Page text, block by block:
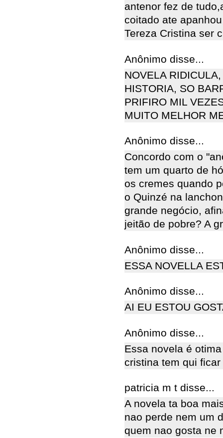
antenor fez de
coitado ate
Tereza Cristina ser
Anônimo disse...
NOVELA
HISTORIA, SO
PRIFIRO MIL
MUITO MELHOR
Anônimo disse...
Concordo com o
tem um quarto de
os cremes quando
o Quinzé na
grande negócio,
jeitão de pobre? A
Anônimo disse...
ESSA NOVELLA
Anônimo disse...
AI EU ESTOU
Anônimo disse...
Essa novela é
cristina tem qui
patricia m t disse...
A novela ta boa
nao perde nem um
quem nao gosta ne